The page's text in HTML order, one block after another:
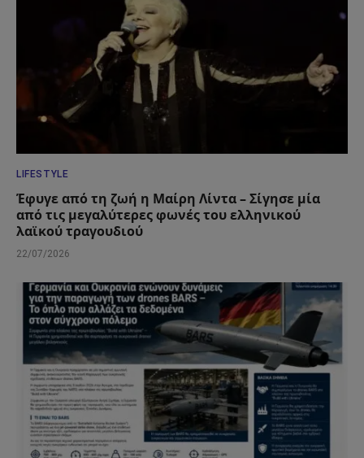
LIFESTYLE
Έφυγε από τη ζωή η Μαίρη Λίντα – Σίγησε μία
από τις μεγαλύτερες φωνές του ελληνικού
λαϊκού τραγουδιού
22/07/2026